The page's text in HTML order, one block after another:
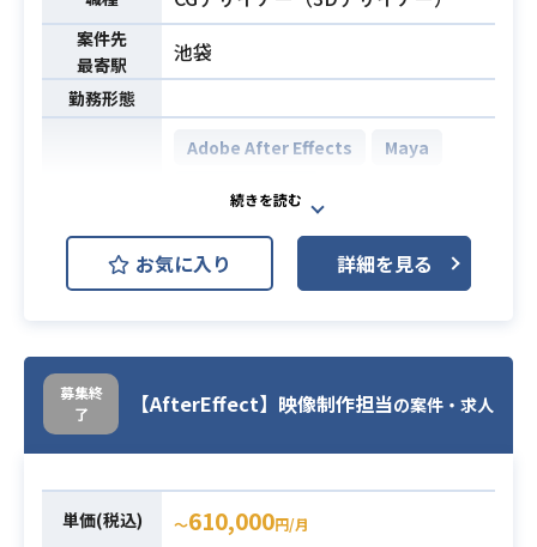
案件先
最寄駅
池袋
勤務形態
Adobe After Effects
Maya
MotionBuilder
Adobe Photoshop
SoftImage
業務内容
3DCGによる映像の制作業務です。
ト等、得意な専門スキルに精通して
進んでサポートできる柔軟性を持っ
を積極的に把握して形にする力、提
案していく力が求められます。
お気に入り 詳細を見る
募集終
了
【AfterEffect】映像制作担当の案件・求人
単価(税込) 〜610,000円/月